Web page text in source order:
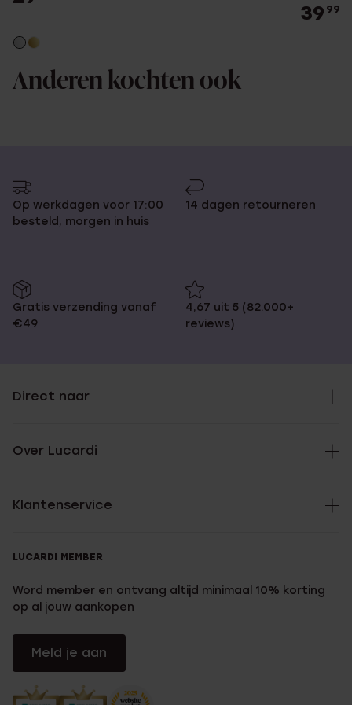
39 99
Anderen kochten ook
Op werkdagen voor 17:00
besteld, morgen in huis
14 dagen retourneren
Gratis verzending vanaf
€49
4,67 uit 5 (82.000+
reviews)
Direct naar
Over Lucardi
Klantenservice
LUCARDI MEMBER
Word member en ontvang altijd minimaal 10% korting
op al jouw aankopen
Meld je aan